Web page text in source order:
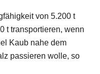
von 5.200 t
t transportieren, wenn
Kaub nahe dem
passieren wolle, so